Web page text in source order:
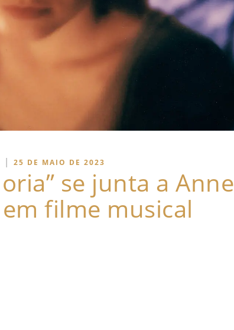
| 25 DE MAIO DE 2023
se junta a Anne
filme musical